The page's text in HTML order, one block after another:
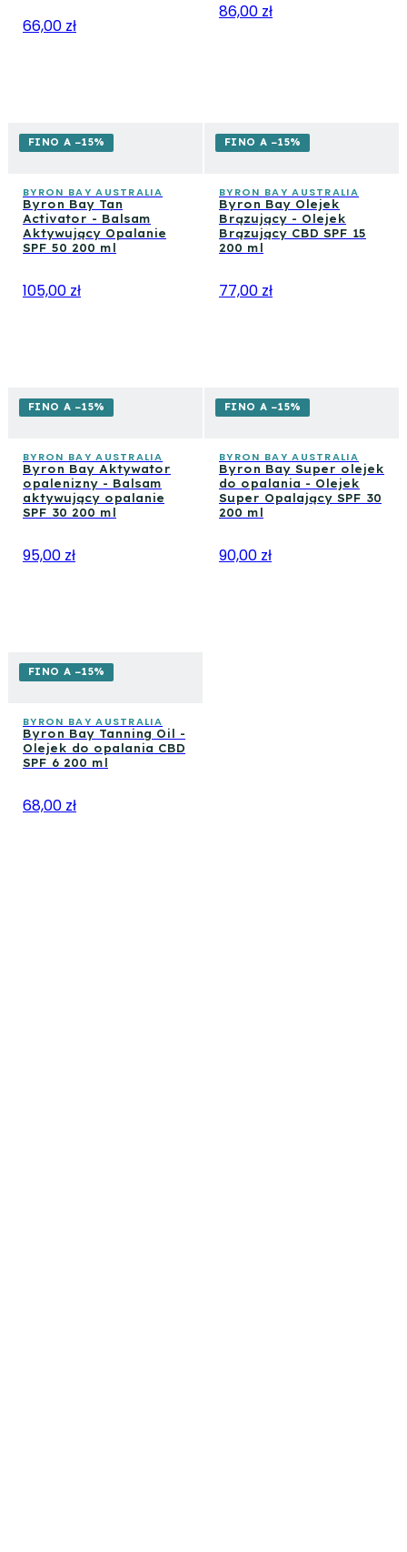
66,00 zł
86,00 zł
FINO A −15%
BYRON BAY AUSTRALIA
Byron Bay Tan
Activator - Balsam
Aktywujący Opalanie
SPF 50 200 ml
105,00 zł
FINO A −15%
BYRON BAY AUSTRALIA
Byron Bay Olejek
Brązujący - Olejek
Brązujący CBD SPF 15
200 ml
77,00 zł
FINO A −15%
BYRON BAY AUSTRALIA
Byron Bay Aktywator
opalenizny - Balsam
aktywujący opalanie
SPF 30 200 ml
95,00 zł
FINO A −15%
BYRON BAY AUSTRALIA
Byron Bay Super olejek
do opalania - Olejek
Super Opalający SPF 30
200 ml
90,00 zł
FINO A −15%
BYRON BAY AUSTRALIA
Byron Bay Tanning Oil -
Olejek do opalania CBD
SPF 6 200 ml
68,00 zł